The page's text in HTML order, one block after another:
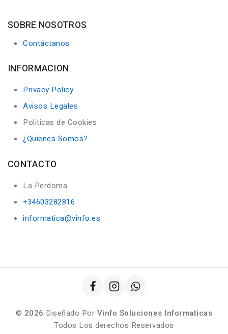
SOBRE NOSOTROS
Contáctanos
INFORMACION
Privacy Policy
Avisos Legales
Politicas de Cookies
¿Quienes Somos?
CONTACTO
La Perdoma
+34603282816
informatica@vinfo.es
© 2026 Diseñado Por Vinfo Soluciones Informaticas
Todos Los derechos Reservados